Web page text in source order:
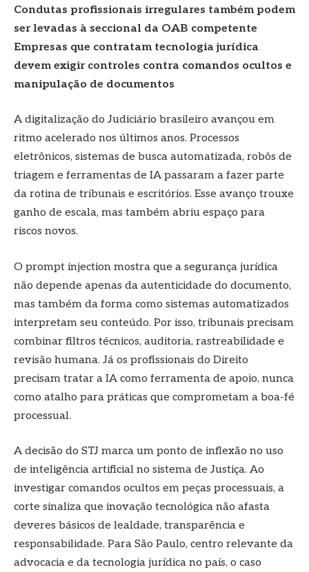
Condutas profissionais irregulares também podem
ser levadas à seccional da OAB competente
Empresas que contratam tecnologia jurídica
devem exigir controles contra comandos ocultos e
manipulação de documentos
A digitalização do Judiciário brasileiro avançou em
ritmo acelerado nos últimos anos. Processos
eletrônicos, sistemas de busca automatizada, robôs de
triagem e ferramentas de IA passaram a fazer parte
da rotina de tribunais e escritórios. Esse avanço trouxe
ganho de escala, mas também abriu espaço para
riscos novos.
O prompt injection mostra que a segurança jurídica
não depende apenas da autenticidade do documento,
mas também da forma como sistemas automatizados
interpretam seu conteúdo. Por isso, tribunais precisam
combinar filtros técnicos, auditoria, rastreabilidade e
revisão humana. Já os profissionais do Direito
precisam tratar a IA como ferramenta de apoio, nunca
como atalho para práticas que comprometam a boa-fé
processual.
A decisão do STJ marca um ponto de inflexão no uso
de inteligência artificial no sistema de Justiça. Ao
investigar comandos ocultos em peças processuais, a
corte sinaliza que inovação tecnológica não afasta
deveres básicos de lealdade, transparência e
responsabilidade. Para São Paulo, centro relevante da
advocacia e da tecnologia jurídica no país, o caso